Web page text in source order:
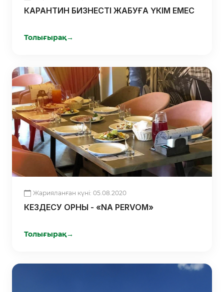
КАРАНТИН БИЗНЕСТІ ЖАБУҒА ҮКІМ ЕМЕС
Толығырақ→
Жарияланған күні: 05.08.2020
КЕЗДЕСУ ОРНЫ - «NA PERVOM»
Толығырақ→